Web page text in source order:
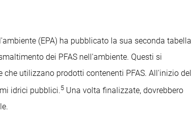
(EPA) ha pubblicato la sua seconda tabella
dei PFAS nell'ambiente. Questi si
utilizzano prodotti contenenti PFAS. All'inizio del
idrici pubblici.5 Una volta finalizzate, dovrebbero